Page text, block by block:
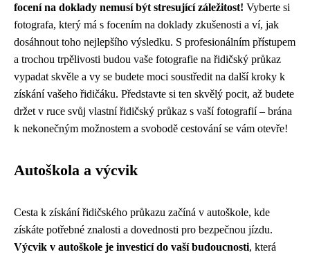
focení na doklady nemusí být stresující záležitost! Vyberte si
fotografa, který má s focením na doklady zkušenosti a ví, jak
dosáhnout toho nejlepšího výsledku. S profesionálním přístupem
a trochou trpělivosti budou vaše fotografie na řidičský průkaz
vypadat skvěle a vy se budete moci soustředit na další kroky k
získání vašeho řidičáku. Představte si ten skvělý pocit, až budete
držet v ruce svůj vlastní řidičský průkaz s vaší fotografií – brána
k nekonečným možnostem a svobodě cestování se vám otevře!
Autoškola a výcvik
Cesta k získání řidičského průkazu začíná v autoškole, kde
získáte potřebné znalosti a dovednosti pro bezpečnou jízdu.
Výcvik v autoškole je investicí do vaší budoucnosti, která